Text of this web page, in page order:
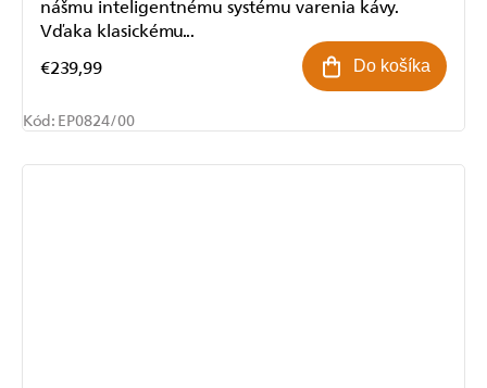
€239,99 Do košíka
nášmu inteligentnému systému varenia kávy.
Vďaka klasickému...
Kód: EP0824/00